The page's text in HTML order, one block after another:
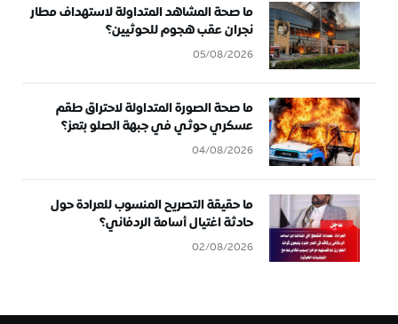
ما صحة المشاهد المتداولة لاستهداف مطار
نجران عقب هجوم للحوثيين؟
05/08/2026
ما صحة الصورة المتداولة لاحتراق طقم
عسكري حوثي في جبهة الصلو بتعز؟
04/08/2026
ما حقيقة التصريح المنسوب للعرادة حول
حادثة اغتيال أسامة الردفاني؟
02/08/2026